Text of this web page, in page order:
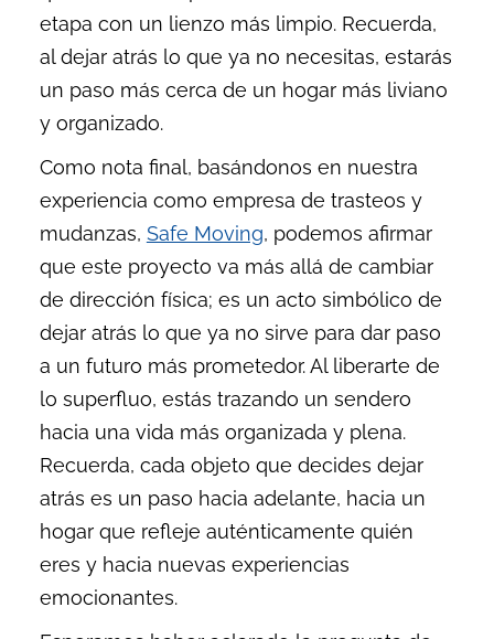
etapa con un lienzo más limpio. Recuerda,
al dejar atrás lo que ya no necesitas, estarás
un paso más cerca de un hogar más liviano
y organizado.
Como nota final, basándonos en nuestra
experiencia como empresa de trasteos y
mudanzas, Safe Moving, podemos afirmar
que este proyecto va más allá de cambiar
de dirección física; es un acto simbólico de
dejar atrás lo que ya no sirve para dar paso
a un futuro más prometedor. Al liberarte de
lo superfluo, estás trazando un sendero
hacia una vida más organizada y plena.
Recuerda, cada objeto que decides dejar
atrás es un paso hacia adelante, hacia un
hogar que refleje auténticamente quién
eres y hacia nuevas experiencias
emocionantes.